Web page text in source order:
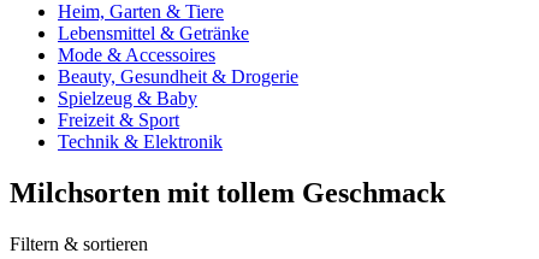
Heim, Garten & Tiere
Lebensmittel & Getränke
Mode & Accessoires
Beauty, Gesundheit & Drogerie
Spielzeug & Baby
Freizeit & Sport
Technik & Elektronik
Milchsorten mit tollem Geschmack
Filtern & sortieren